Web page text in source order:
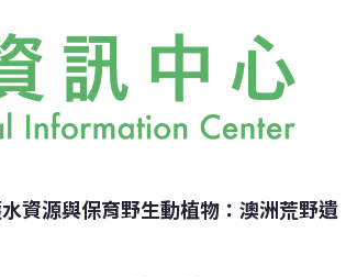
資源與保育野生動植物：澳洲荒野遺